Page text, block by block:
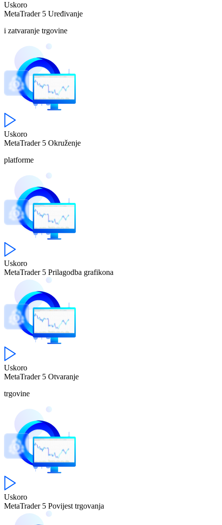
Uskoro
MetaTrader 5 Uređivanje
i zatvaranje trgovine
Uskoro
MetaTrader 5 Okruženje
platforme
Uskoro
MetaTrader 5 Prilagodba grafikona
Uskoro
MetaTrader 5 Otvaranje
trgovine
Uskoro
MetaTrader 5 Povijest trgovanja